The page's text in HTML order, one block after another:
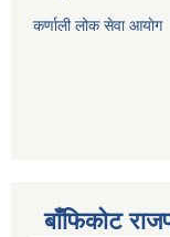
कर्णाली लोक सेवा आयाेग
बाँफिकोट